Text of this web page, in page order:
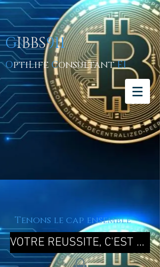
GIBBS911
OptiLife ConsultantEI
Tenons le cap ensemble
VOTRE REUSSITE, C'EST MA REUSSITE !